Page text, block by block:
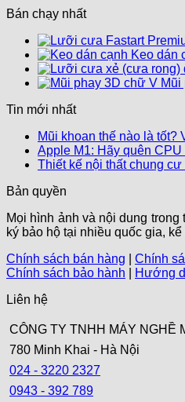
Bán chạy nhất
Keo dán
Mũi
Tin mới nhất
Mũi khoan thế nào là tốt?
Apple M1: Hãy quên
Thiết kế nội thất chung
Bản quyền
Mọi hình ảnh và nội dung
ký bảo hộ tại nhiều quốc gia,
Chính sách bán hàng
Chính
Chính sách bảo hành
Hướng
Liên hệ
CÔNG TY TNHH MÁY NGHỀ
780 Minh Khai - Hà Nội
024 - 3220 2327
0943 - 392 789